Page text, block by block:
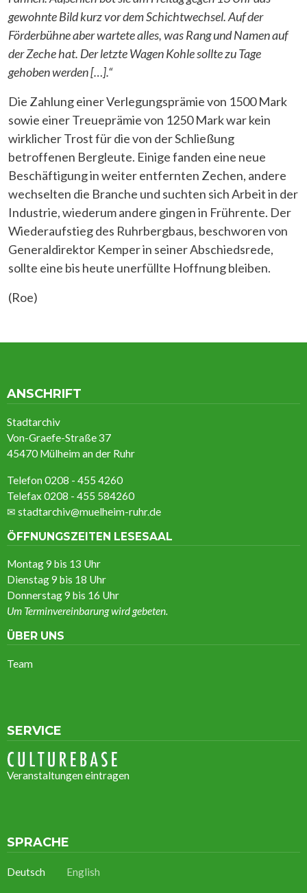
gewohnte Bild kurz vor dem Schichtwechsel. Auf der
Förderbühne aber wartete alles, was Rang und Namen auf
der Zeche hat. Der letzte Wagen Kohle sollte zu Tage
gehoben werden […].“
Die Zahlung einer Verlegungsprämie von 1500 Mark
sowie einer Treueprämie von 1250 Mark war kein
wirklicher Trost für die von der Schließung
betroffenen Bergleute. Einige fanden eine neue
Beschäftigung in weiter entfernten Zechen, andere
wechselten die Branche und suchten sich Arbeit in der
Industrie, wiederum andere gingen in Frührente. Der
Wiederaufstieg des Ruhrbergbaus, beschworen von
Generaldirektor Kemper in seiner Abschiedsrede,
sollte eine bis heute unerfüllte Hoffnung bleiben.
(Roe)
ANSCHRIFT
Stadtarchiv
Von-Graefe-Straße 37
45470 Mülheim an der Ruhr
Telefon 0208 - 455 4260
Telefax 0208 - 455 584260
✉ stadtarchiv@muelheim-ruhr.de
ÖFFNUNGSZEITEN LESESAAL
Montag 9 bis 13 Uhr
Dienstag 9 bis 18 Uhr
Donnerstag 9 bis 16 Uhr
Um Terminvereinbarung wird gebeten.
ÜBER UNS
Team
SERVICE
Veranstaltungen eintragen
SPRACHE
Deutsch English